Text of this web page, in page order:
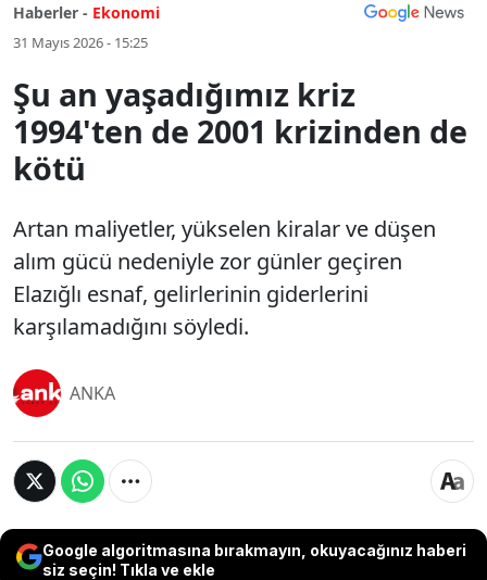
Haberler - Ekonomi
31 Mayıs 2026 - 15:25
Şu an yaşadığımız kriz
1994'ten de 2001 krizinden de
kötü
Artan maliyetler, yükselen kiralar ve düşen
alım gücü nedeniyle zor günler geçiren
Elazığlı esnaf, gelirlerinin giderlerini
karşılamadığını söyledi.
ANKA
Google algoritmasına bırakmayın, okuyacağınız haberi
siz seçin! Tıkla ve ekle